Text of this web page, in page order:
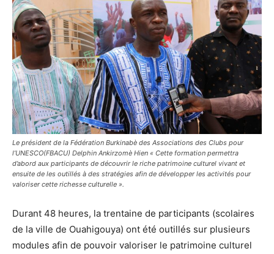
Le président de la Fédération Burkinabè des Associations des Clubs pour
l’UNESCO(FBACU) Delphin Ankirzomè Hien « Cette formation permettra
d’abord aux participants de découvrir le riche patrimoine culturel vivant et
ensuite de les outillés à des stratégies afin de développer les activités pour
valoriser cette richesse culturelle ».
Durant 48 heures, la trentaine de participants (scolaires
de la ville de Ouahigouya) ont été outillés sur plusieurs
modules afin de pouvoir valoriser le patrimoine culturel